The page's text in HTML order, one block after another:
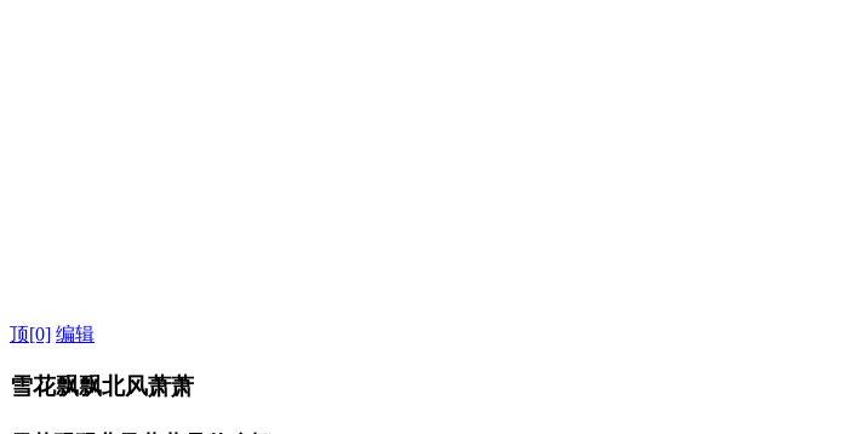
顶[0] 编辑
雪花飘飘北风萧萧